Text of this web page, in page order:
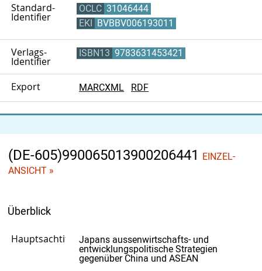
Standard-
Identifier
OCLC 31046444
EKI BVBBV006193011
Verlags-
Identifier
ISBN13 9783631453421
Export MARCXML RDF
(DE-605)990065013900206441 EINZEL-
ANSICHT »
Überblick
Hauptsachtitel
Japans aussenwirtschafts- und
entwicklungspolitische Strategien
gegenüber China und ASEAN